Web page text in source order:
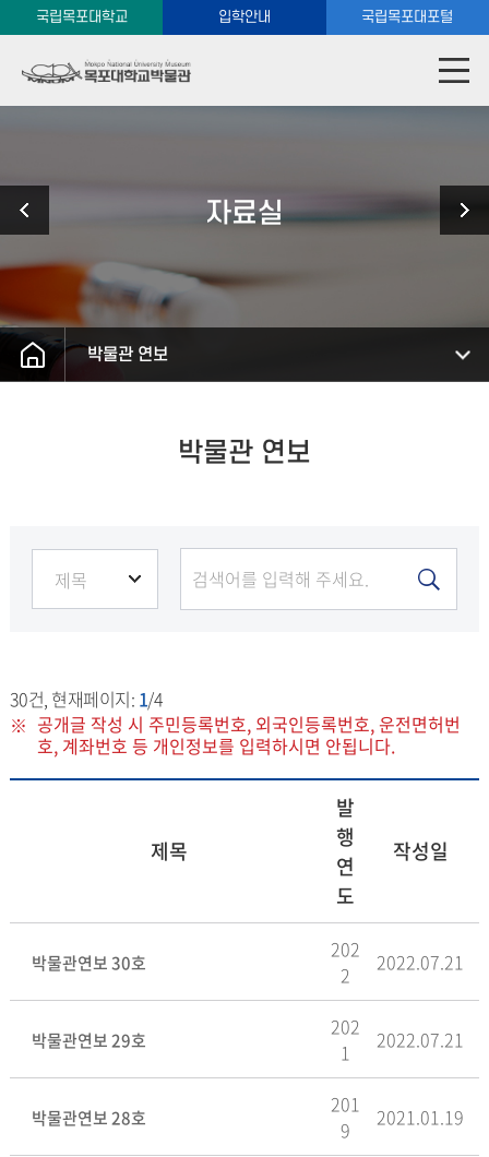
국립목포대학교 입학안내 국립목포대포털
자료실
박물관 연보
박물관 연보
30건, 현재페이지: 1/4
공개글 작성 시 주민등록번호, 외국인등록번호, 운전면허번
호, 계좌번호 등 개인정보를 입력하시면 안됩니다.
제목
발
행
연
도
작성일
박물관연보 30호
202
2
2022.07.21
박물관연보 29호
202
1
2022.07.21
박물관연보 28호
201
9
2021.01.19